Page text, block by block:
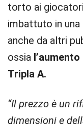
torto ai
imbattuto in
anche da altri
ossia
Tripla A.
“Il prezzo è un
dimensioni e